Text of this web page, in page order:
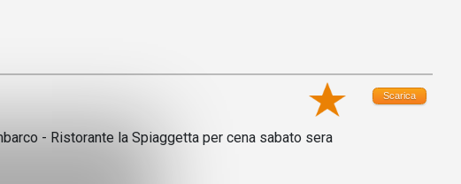
Scarica
- Ristorante la Spiaggetta per cena sabato sera